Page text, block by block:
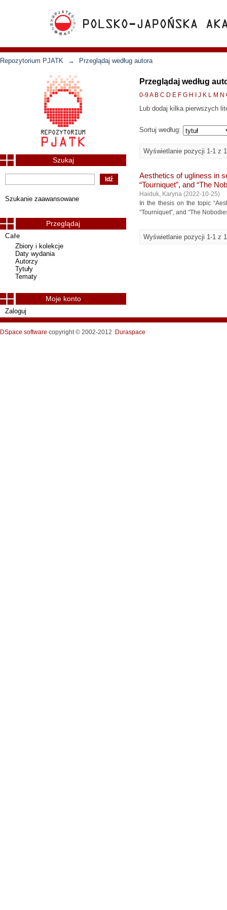
Repozytorium PJATK → Przeglądaj według autora
Przeglądaj według
0-9A B C D E F G H J K L M N
Lub dodaj kilka pierwszych
Sortuj według:
Wyświetlanie pozycji 1-1 z 1
Aesthetics of ugliness in
“Tourniquet”, and “The
Haiduk, Karyna (2022-10-25)
In the thesis on the topic
“Tourniquet”, and “The
Wyświetlanie pozycji 1-1 z 1
Szukaj
Szukanie zaawansowane
Przeglądaj
Całe
Zbiory i kolekcje
Daty wydania
Autorzy
Tytuły
Tematy
Moje konto
Zaloguj
DSpace software copyright © 2002-2012 Duraspace